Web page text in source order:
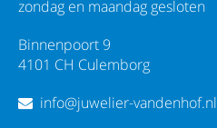
zondag en maandag gesloten
Binnenpoort 9
4101 CH Culemborg
info@juwelier-vandenhof.nl